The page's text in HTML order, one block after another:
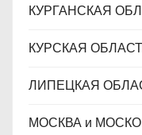
КУРГАНСКАЯ
КУРСКАЯ
ЛИПЕЦКАЯ
МОСКВА и